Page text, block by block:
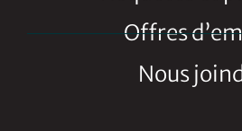
Offres
Nous